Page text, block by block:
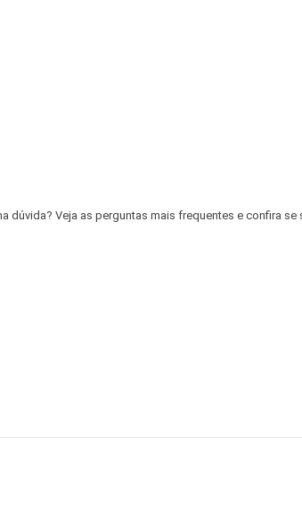
dúvida? Veja as perguntas mais frequentes e confira